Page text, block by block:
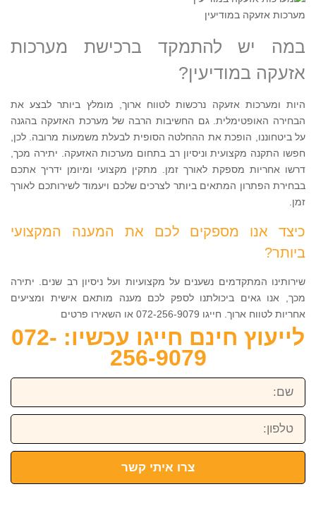
מערכות אזעקה במודיעין
במה יש להתמקד ברכישת מערכות
אזעקה במודיעין?
היות ומערכות אזעקה נרכשות לטווח ארוך, מומלץ ביותר לבצע את
הבחירה האופטימלית. גם החשיבות הרבה של מערכת האזעקה בהגנה
על ביטחוננו, הופכת את ההחלטה הסופית לבעלת משמעות מרובה. לכן,
חפשו התקנה מקצועית וניסיון רב בתחום מערכות האזעקה. יתירה מכך,
דרשו אחריות מספקת לאורך זמן. מתקין מקצועי ומיומן ידריך אתכם
בבחירת הפתרון המתאים ביותר לצרכים שלכם ויעמוד לשירותכם לאורך
זמן.
כיצד אנו מספקים לכם את המענה המקצועי
ביותר?
שירותינו המתקדמים נשענים על מקצועיות ועל ניסיון רב שנים. יתירה
מכך, אנו גאים ביכולתנו לספק לכם מענה מותאם אישית ומציעים
אחריות לטווח ארוך. חייגו 072-256-9079 או השאירו פרטים
לייעוץ חינם חייגו עכשיו: 072-
256-9079
שם:
טלפון:
צרו איתי קשר